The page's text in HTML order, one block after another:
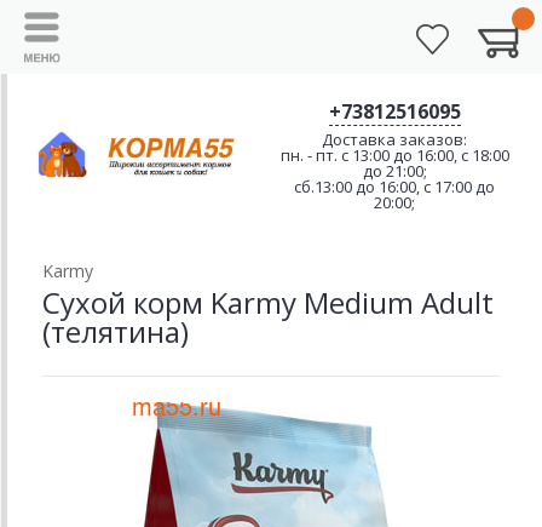
+73812516095
Доставка заказов:
пн. - пт. с 13:00 до 16:00, с 18:00
до 21:00;
сб.13:00 до 16:00, с 17:00 до
20:00;
Karmy
Сухой корм Karmy Medium Adult
(телятина)